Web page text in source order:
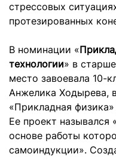
стрессовых
протезированных
В номинации «
технологии» в
место завоевала 10-
Анжелика Ходырева,
«Прикладная
Ее проект назывался
основе работы
самоиндукции».